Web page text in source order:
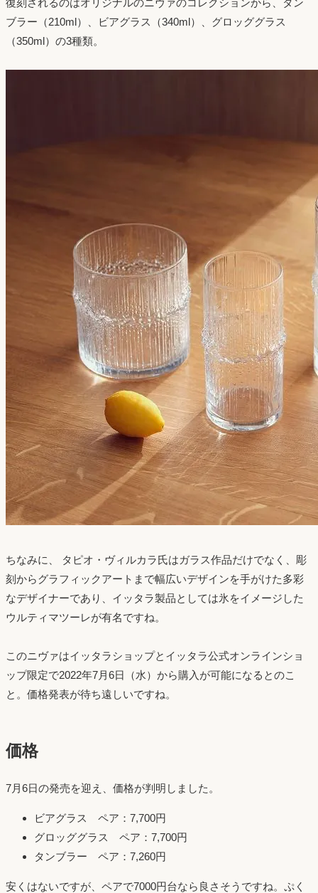
復刻されるのはオリジナルのニヴァのコレクションから、タン
ブラー（210ml）、ビアグラス（340ml）、グロッググラス
（350ml）の3種類。
ちなみに、 タピオ・ヴィルカラ氏はガラス作品だけでなく、彫
刻からグラフィックアートまで幅広いデザインを手がけた多彩
なデザイナーであり、イッタラ製品としては氷をイメージした
ウルティマツーレが有名ですね。
このニヴァはイッタラショップとイッタラ公式オンラインショ
ップ限定で2022年7月6日（水）から購入が可能になるとのこ
と。価格発表が待ち遠しいですね。
価格
7月6日の発売を迎え、価格が判明しました。
ビアグラス ペア：7,700円
グロッググラス ペア：7,700円
タンブラー ペア：7,260円
安くはないですが、ペアで7000円台なら良さそうですね。ぷく